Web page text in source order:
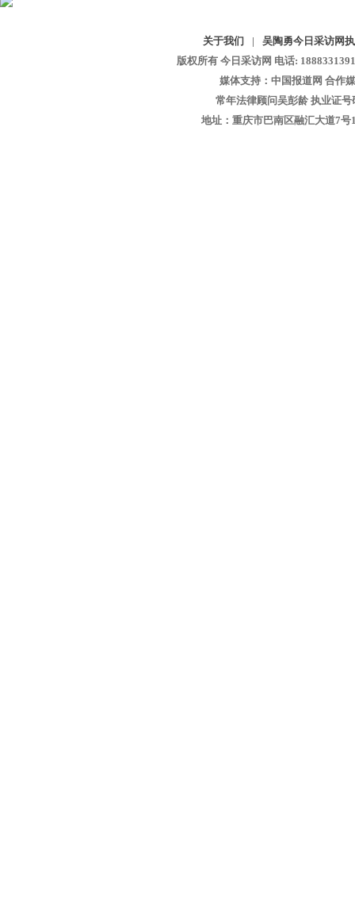
关于我们 |
吴陶勇今日采访网
版权所有 今日采访网 电话:
媒体支持：中国报道网 合作
常年法律顾问吴彭龄 执业证
地址：重庆市巴南区融汇大道7号